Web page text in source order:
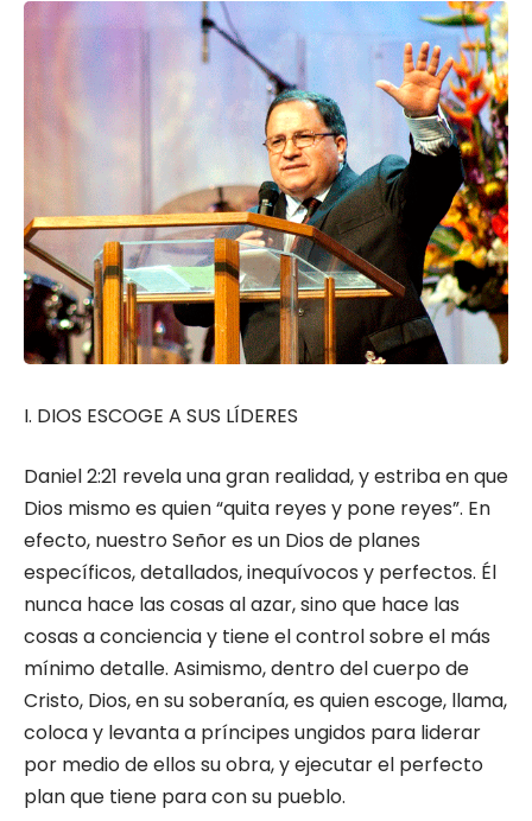
I. DIOS ESCOGE A SUS LÍDERES
Daniel 2:21 revela una gran realidad, y estriba en que
Dios mismo es quien “quita reyes y pone reyes”. En
efecto, nuestro Señor es un Dios de planes
específicos, detallados, inequívocos y perfectos. Él
nunca hace las cosas al azar, sino que hace las
cosas a conciencia y tiene el control sobre el más
mínimo detalle. Asimismo, dentro del cuerpo de
Cristo, Dios, en su soberanía, es quien escoge, llama,
coloca y levanta a príncipes ungidos para liderar
por medio de ellos su obra, y ejecutar el perfecto
plan que tiene para con su pueblo.